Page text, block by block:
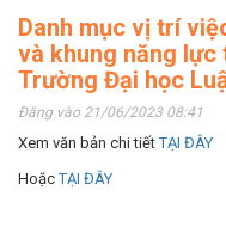
Danh mục vị trí
và khung năng
Trường Đại học
Đăng vào 21/06/2023 08:41
Xem văn bản chi tiếtTẠI ĐÂY
HoặcTẠI ĐÂY